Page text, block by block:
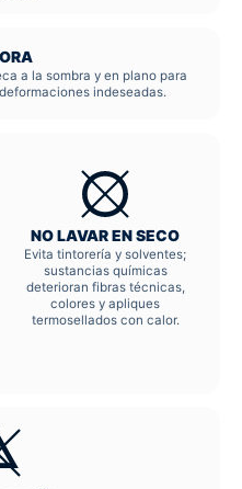
a la sombra y en plano para
indeseadas.
NO LAVAR EN SECO
Evita tintorería y solventes;
sustancias químicas
deterioran fibras técnicas,
colores y apliques
termosellados con calor.